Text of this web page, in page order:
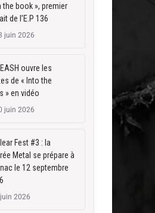
the book », premier
de l’E.P 136
juin 2026
ouvre les
de « Into the
» en vidéo
juin 2026
Fest #3 : la
Metal se prépare à
le 12 septembre
2026